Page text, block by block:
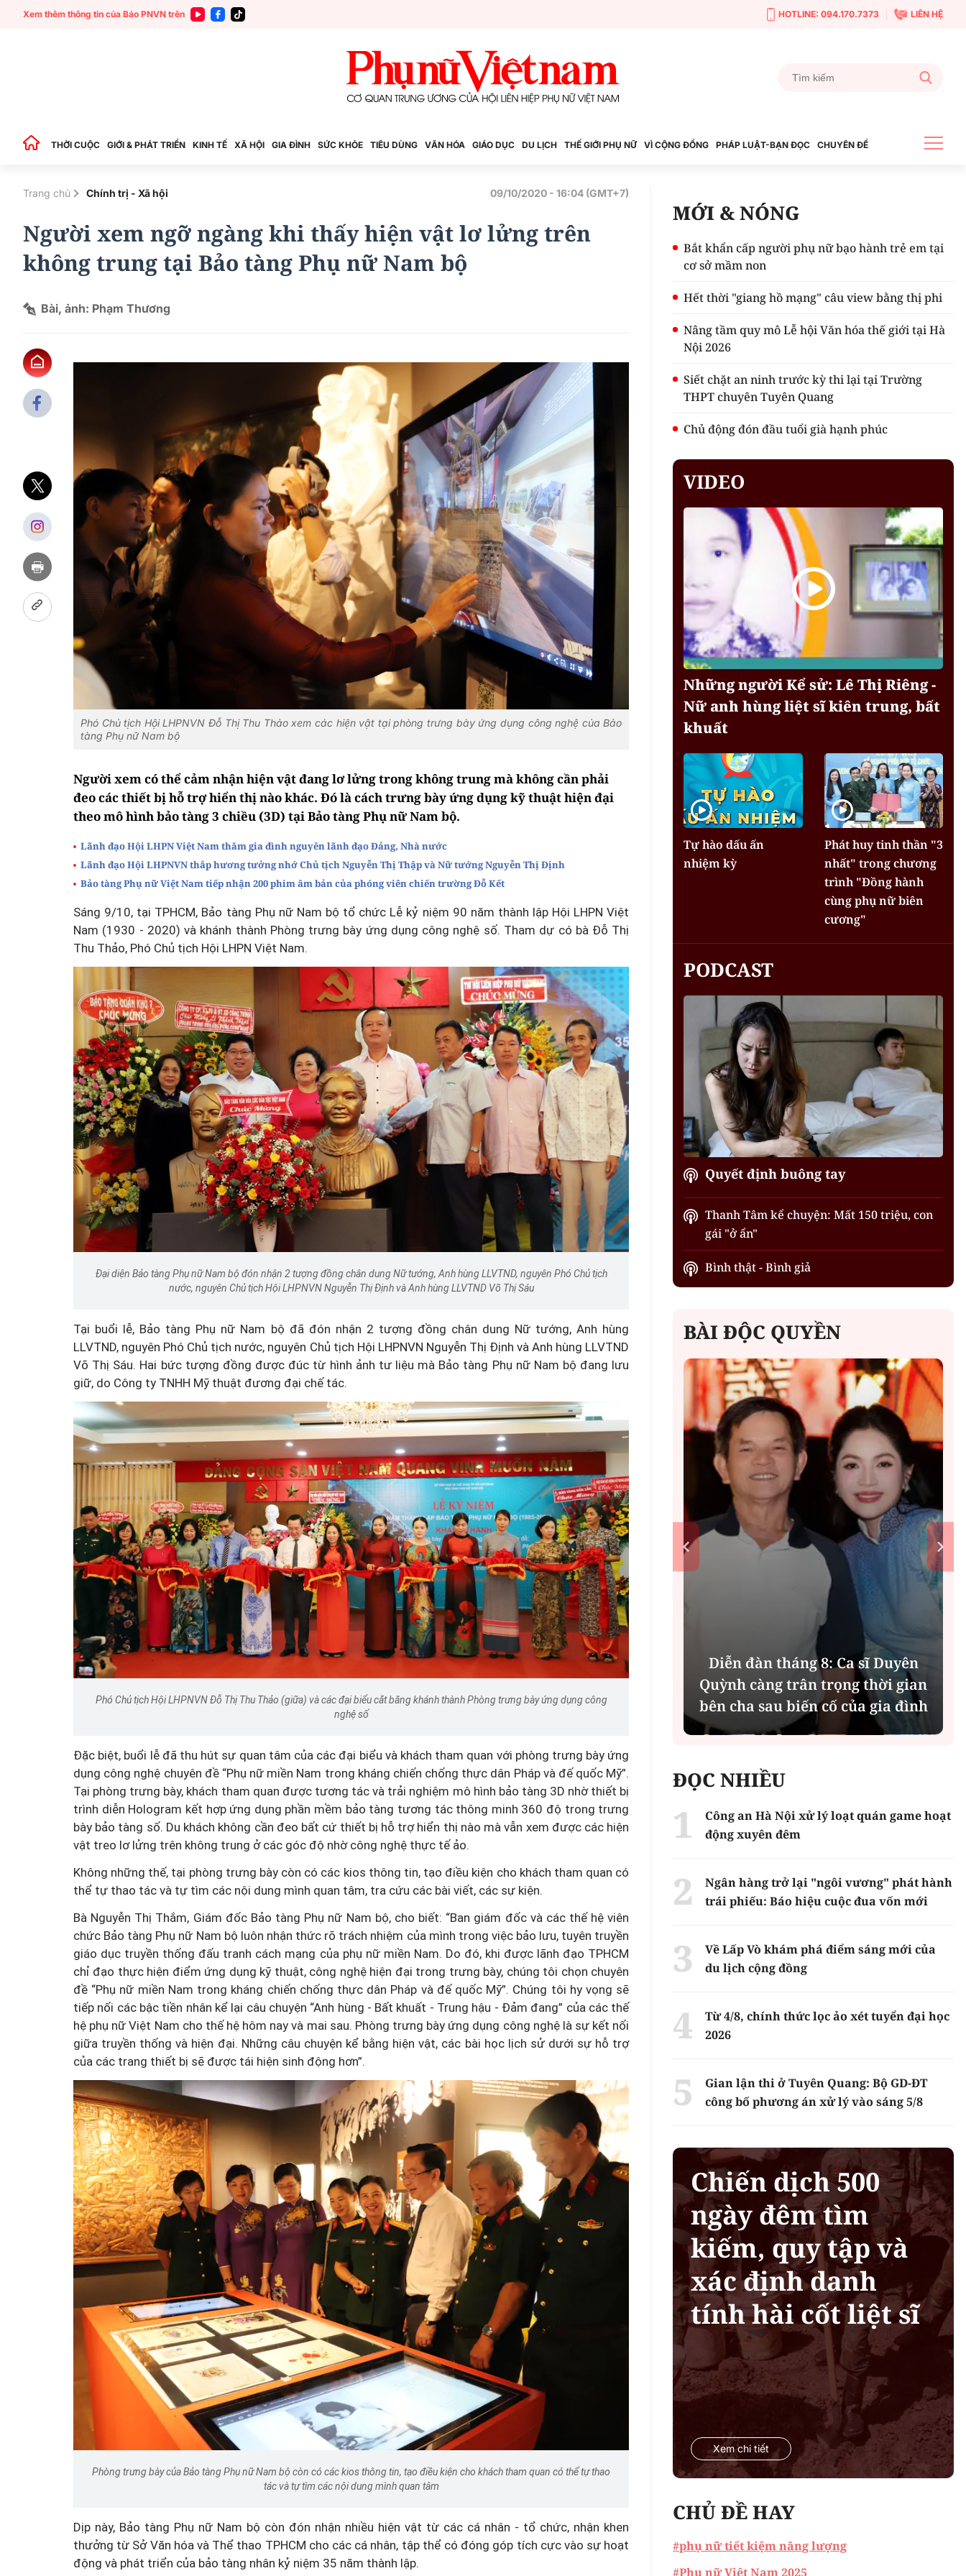
Xem thêm thông tin của Báo PNVN trên HOTLINE: 094.170.7373 LIÊN HỆ
THỜI CUỘC GIỚI & PHÁT TRIỂN KINH TẾ XÃ HỘI GIA ĐÌNH SỨC KHỎE TIÊU DÙNG VĂN HÓA GIÁO DỤC DU LỊCH THẾ GIỚI PHỤ NỮ VÌ CỘNG ĐỒNG PHÁP LUẬT-BẠN ĐỌC CHUYÊN ĐỀ
Trang chủ Chính trị - Xã hội 09/10/2020 - 16:04 (GMT+7)
Người xem ngỡ ngàng khi thấy hiện vật lơ lửng trên
không trung tại Bảo tàng Phụ nữ Nam bộ
Bài, ảnh: Phạm Thương
Phó Chủ tịch Hội LHPNVN Đỗ Thị Thu Thảo xem các hiện vật tại phòng trưng bày ứng dụng công nghệ của Bảo
tàng Phụ nữ Nam bộ
Người xem có thể cảm nhận hiện vật đang lơ lửng trong không trung mà không cần phải
đeo các thiết bị hỗ trợ hiển thị nào khác. Đó là cách trưng bày ứng dụng kỹ thuật hiện đại
theo mô hình bảo tàng 3 chiều (3D) tại Bảo tàng Phụ nữ Nam bộ.
Lãnh đạo Hội LHPN Việt Nam thăm gia đình nguyên lãnh đạo Đảng, Nhà nước
Lãnh đạo Hội LHPNVN thắp hương tưởng nhớ Chủ tịch Nguyễn Thị Thập và Nữ tướng Nguyễn Thị Định
Bảo tàng Phụ nữ Việt Nam tiếp nhận 200 phim âm bản của phóng viên chiến trường Đỗ Kết
Sáng 9/10, tại TPHCM, Bảo tàng Phụ nữ Nam bộ tổ chức Lễ kỷ niệm 90 năm thành lập Hội LHPN Việt
Nam (1930 - 2020) và khánh thành Phòng trưng bày ứng dụng công nghệ số. Tham dự có bà Đỗ Thị
Thu Thảo, Phó Chủ tịch Hội LHPN Việt Nam.
Đại diện Bảo tàng Phụ nữ Nam bộ đón nhận 2 tượng đồng chân dung Nữ tướng, Anh hùng LLVTND, nguyên Phó Chủ tịch
nước, nguyên Chủ tịch Hội LHPNVN Nguyễn Thị Định và Anh hùng LLVTND Võ Thị Sáu
Tại buổi lễ, Bảo tàng Phụ nữ Nam bộ đã đón nhận 2 tượng đồng chân dung Nữ tướng, Anh hùng
LLVTND, nguyên Phó Chủ tịch nước, nguyên Chủ tịch Hội LHPNVN Nguyễn Thị Định và Anh hùng LLVTND
Võ Thị Sáu. Hai bức tượng đồng được đúc từ hình ảnh tư liệu mà Bảo tàng Phụ nữ Nam bộ đang lưu
giữ, do Công ty TNHH Mỹ thuật đương đại chế tác.
Phó Chủ tịch Hội LHPNVN Đỗ Thị Thu Thảo (giữa) và các đại biểu cắt băng khánh thành Phòng trưng bày ứng dụng công
nghệ số
Đặc biệt, buổi lễ đã thu hút sự quan tâm của các đại biểu và khách tham quan với phòng trưng bày ứng
dụng công nghệ chuyên đề “Phụ nữ miền Nam trong kháng chiến chống thực dân Pháp và đế quốc Mỹ”.
Tại phòng trưng bày, khách tham quan được tương tác và trải nghiệm mô hình bảo tàng 3D nhờ thiết bị
trình diễn Hologram kết hợp ứng dụng phần mềm bảo tàng tương tác thông minh 360 độ trong trưng
bày bảo tàng số. Du khách không cần đeo bất cứ thiết bị hỗ trợ hiển thị nào mà vẫn xem được các hiện
vật treo lơ lửng trên không trung ở các góc độ nhờ công nghệ thực tế ảo.
Không những thế, tại phòng trưng bày còn có các kios thông tin, tạo điều kiện cho khách tham quan có
thể tự thao tác và tự tìm các nội dung mình quan tâm, tra cứu các bài viết, các sự kiện.
Bà Nguyễn Thị Thắm, Giám đốc Bảo tàng Phụ nữ Nam bộ, cho biết: “Ban giám đốc và các thế hệ viên
chức Bảo tàng Phụ nữ Nam bộ luôn nhận thức rõ trách nhiệm của mình trong việc bảo lưu, tuyên truyền
giáo dục truyền thống đấu tranh cách mạng của phụ nữ miền Nam. Do đó, khi được lãnh đạo TPHCM
chỉ đạo thực hiện điểm ứng dụng kỹ thuật, công nghệ hiện đại trong trưng bày, chúng tôi chọn chuyên
đề “Phụ nữ miền Nam trong kháng chiến chống thực dân Pháp và đế quốc Mỹ”. Chúng tôi hy vọng sẽ
tiếp nối các bậc tiền nhân kể lại câu chuyện “Anh hùng - Bất khuất - Trung hậu - Đảm đang” của các thế
hệ phụ nữ Việt Nam cho thế hệ hôm nay và mai sau. Phòng trưng bày ứng dụng công nghệ là sự kết nối
giữa truyền thống và hiện đại. Những câu chuyện kể bằng hiện vật, các bài học lịch sử dưới sự hỗ trợ
của các trang thiết bị sẽ được tái hiện sinh động hơn”.
Phòng trưng bày của Bảo tàng Phụ nữ Nam bộ còn có các kios thông tin, tạo điều kiện cho khách tham quan có thể tự thao
tác và tự tìm các nội dung mình quan tâm
Dịp này, Bảo tàng Phụ nữ Nam bộ còn đón nhận nhiều hiện vật từ các cá nhân - tổ chức, nhận khen
thưởng từ Sở Văn hóa và Thể thao TPHCM cho các cá nhân, tập thể có đóng góp tích cực vào sự hoạt
động và phát triển của bảo tàng nhân kỷ niệm 35 năm thành lập.
MỚI & NÓNG
Bắt khẩn cấp người phụ nữ bạo hành trẻ em tại
cơ sở mầm non
Hết thời "giang hồ mạng" câu view bằng thị phi
Nâng tầm quy mô Lễ hội Văn hóa thế giới tại Hà
Nội 2026
Siết chặt an ninh trước kỳ thi lại tại Trường
THPT chuyên Tuyên Quang
Chủ động đón đầu tuổi già hạnh phúc
VIDEO
Những người Kể sử: Lê Thị Riêng -
Nữ anh hùng liệt sĩ kiên trung, bất
khuất
Tự hào dấu ấn
nhiệm kỳ
Phát huy tinh thần "3
nhất" trong chương
trình "Đồng hành
cùng phụ nữ biên
cương"
PODCAST
Quyết định buông tay
Thanh Tâm kể chuyện: Mất 150 triệu, con
gái "ở ẩn"
Bình thật - Bình giả
BÀI ĐỘC QUYỀN
Một cuộc hôn nhân tan vỡ, 3
mảnh đất và bản án vì lẽ công
bằng
Hà Nội thu hút bác sĩ về trạm y
tế, tạo điều kiện để người dân
tiếp cận các dịch vụ y tế kỹ thuật
cao
Diễn đàn tháng 8: Ca sĩ Duyên
Quỳnh càng trân trọng thời gian
bên cha sau biến cố của gia đình
ĐỌC NHIỀU
Công an Hà Nội xử lý loạt quán game hoạt
động xuyên đêm
Ngân hàng trở lại "ngôi vương" phát hành
trái phiếu: Báo hiệu cuộc đua vốn mới
Về Lấp Vò khám phá điểm sáng mới của
du lịch cộng đồng
Từ 4/8, chính thức lọc ảo xét tuyển đại học
2026
Gian lận thi ở Tuyên Quang: Bộ GD-ĐT
công bố phương án xử lý vào sáng 5/8
Chiến dịch 500
ngày đêm tìm
kiếm, quy tập và
xác định danh
tính hài cốt liệt sĩ
Xem chi tiết
CHỦ ĐỀ HAY
#phụ nữ tiết kiệm năng lượng
#Phụ nữ Việt Nam 2025